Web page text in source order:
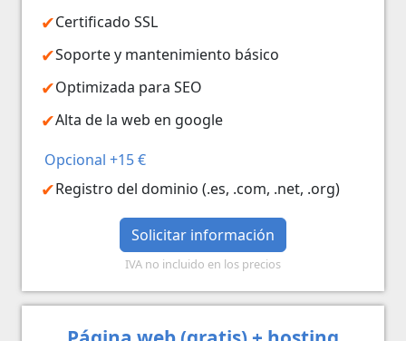
Certificado SSL
Soporte y mantenimiento básico
Optimizada para SEO
Alta de la web en google
Opcional +15 €
Registro del dominio (.es, .com, .net, .org)
Solicitar información
IVA no incluido en los precios